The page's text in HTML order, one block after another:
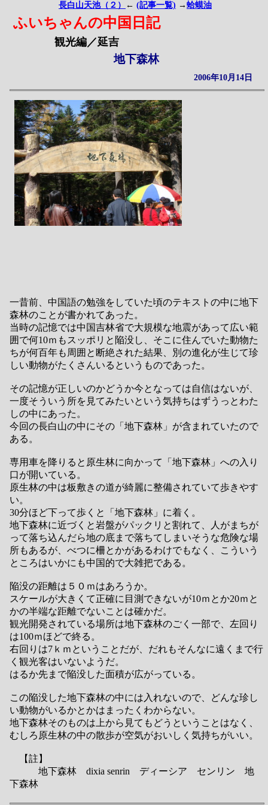
長白山天池（２） ← (記事一覧) → 蛤蟆油
ふいちゃんの中国日記
観光編／延吉
地下森林
2006年10月14日
一昔前、中国語の勉強をしていた頃のテキストの中に地下
森林のことが書かれてあった。
当時の記憶では中国吉林省で大規模な地震があって広い範
囲で何10ｍもスッポリと陥没し、そこに住んでいた動物た
ちが何百年も周囲と断絶された結果、別の進化が生じて珍
しい動物がたくさんいるというものであった。
その記憶が正しいのかどうか今となっては自信はないが、
一度そういう所を見てみたいという気持ちはずうっとわた
しの中にあった。
今回の長白山の中にその「地下森林」が含まれていたので
ある。
専用車を降りると原生林に向かって「地下森林」への入り
口が開いている。
原生林の中は板敷きの道が綺麗に整備されていて歩きやす
い。
30分ほど下って歩くと「地下森林」に着く。
地下森林に近づくと岩盤がパックリと割れて、人がまちが
って落ち込んだら地の底まで落ちてしまいそうな危険な場
所もあるが、べつに柵とかがあるわけでもなく、こういう
ところはいかにも中国的で大雑把である。
陥没の距離は５０ｍはあろうか。
スケールが大きくて正確に目測できないが10ｍとか20ｍと
かの半端な距離でないことは確かだ。
観光開発されている場所は地下森林のごく一部で、左回り
は100ｍほどで終る。
右回りは7ｋｍということだが、だれもそんなに遠くまで行
く観光客はいないようだ。
はるか先まで陥没した面積が広がっている。
この陥没した地下森林の中には入れないので、どんな珍し
い動物がいるかとかはまったくわからない。
地下森林そのものは上から見てもどうということはなく、
むしろ原生林の中の散歩が空気がおいしく気持ちがいい。
【註】
地下森林 dixia senrin ディーシア センリン 地
下森林